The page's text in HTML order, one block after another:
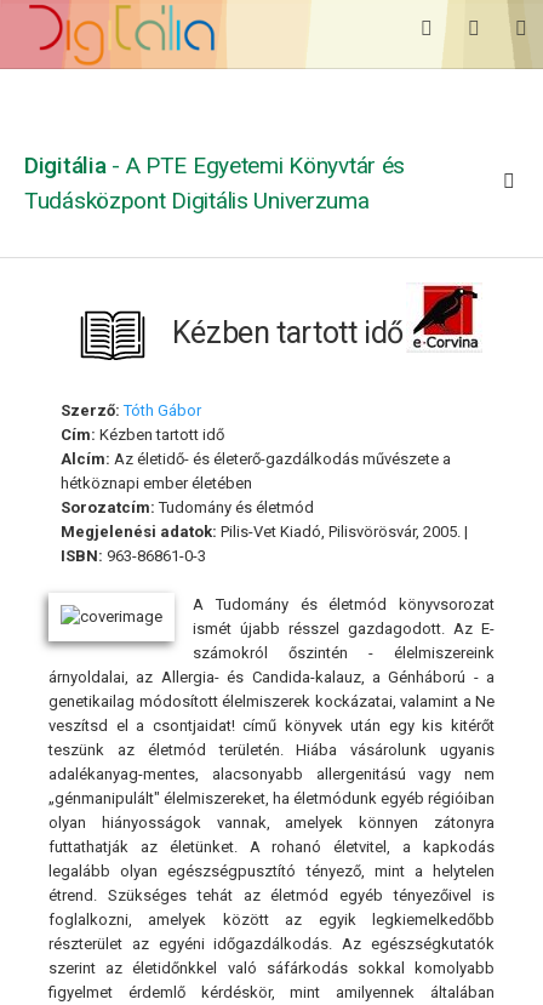
Digitália - A PTE Egyetemi Könyvtár és
Tudásközpont Digitális Univerzuma
Kézben tartott idő
Szerző: Tóth Gábor
Cím: Kézben tartott idő
Alcím: Az életidő- és életerő-gazdálkodás művészete a
hétköznapi ember életében
Sorozatcím: Tudomány és életmód
Megjelenési adatok: Pilis-Vet Kiadó, Pilisvörösvár, 2005. |
ISBN: 963-86861-0-3
A Tudomány és életmód könyvsorozat
ismét újabb résszel gazdagodott. Az E-
számokról őszintén - élelmiszereink
árnyoldalai, az Allergia- és Candida-kalauz, a Génháború - a
genetikailag módosított élelmiszerek kockázatai, valamint a Ne
veszítsd el a csontjaidat! című könyvek után egy kis kitérőt
teszünk az életmód területén. Hiába vásárolunk ugyanis
adalékanyag-mentes, alacsonyabb allergenitású vagy nem
„génmanipulált" élelmiszereket, ha életmódunk egyéb régióiban
olyan hiányosságok vannak, amelyek könnyen zátonyra
futtathatják az életünket. A rohanó életvitel, a kapkodás
legalább olyan egészségpusztító tényező, mint a helytelen
étrend. Szükséges tehát az életmód egyéb tényezőivel is
foglalkozni, amelyek között az egyik legkiemelkedőbb
részterület az egyéni időgazdálkodás. Az egészségkutatók
szerint az életidőnkkel való sáfárkodás sokkal komolyabb
figyelmet érdemlő kérdéskör, mint amilyennek általában